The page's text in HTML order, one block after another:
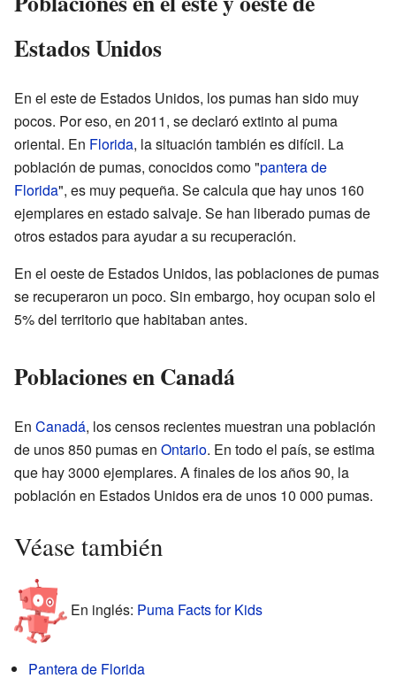
Estados Unidos
En el este de Estados Unidos, los pumas han sido muy
pocos. Por eso, en 2011, se declaró extinto al puma
oriental. En Florida, la situación también es difícil. La
población de pumas, conocidos como "pantera de
Florida", es muy pequeña. Se calcula que hay unos 160
ejemplares en estado salvaje. Se han liberado pumas de
otros estados para ayudar a su recuperación.
En el oeste de Estados Unidos, las poblaciones de pumas
se recuperaron un poco. Sin embargo, hoy ocupan solo el
5% del territorio que habitaban antes.
Poblaciones en Canadá
En Canadá, los censos recientes muestran una población
de unos 850 pumas en Ontario. En todo el país, se estima
que hay 3000 ejemplares. A finales de los años 90, la
población en Estados Unidos era de unos 10 000 pumas.
Véase también
En inglés: Puma Facts for Kids
Pantera de Florida